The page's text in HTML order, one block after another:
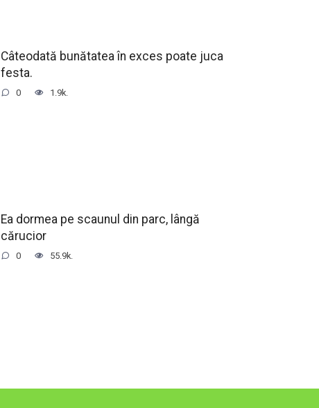
Câteodată bunătatea în exces poate juca
festa.
0 1.9k.
Ea dormea pe scaunul din parc, lângă
cărucior
0 55.9k.